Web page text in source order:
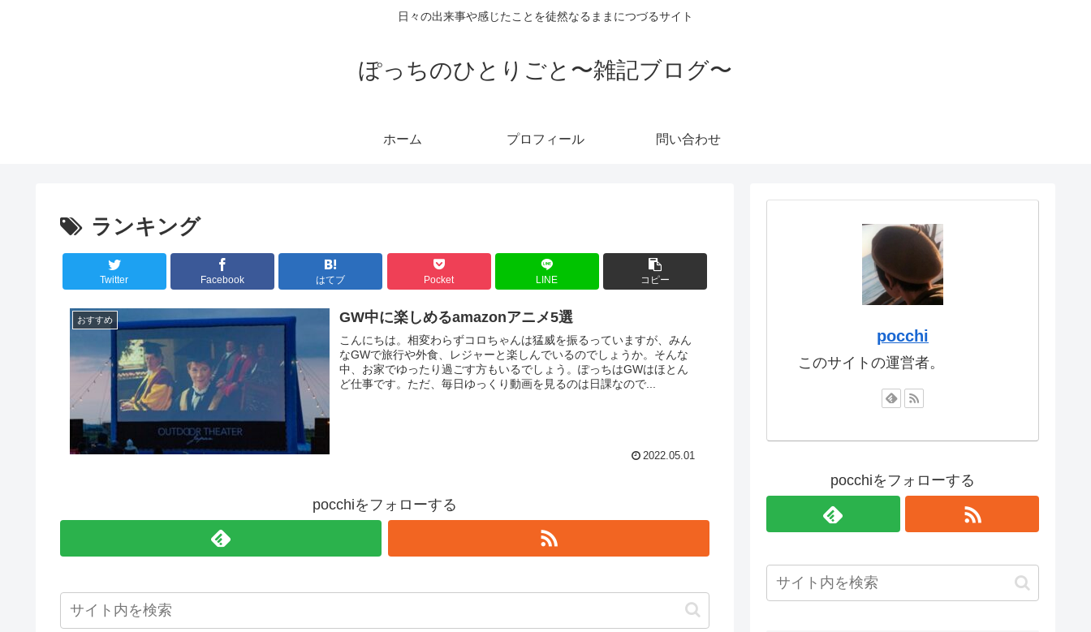
日々の出来事や感じたことを徒然なるままにつづるサイト
ぽっちのひとりごと〜雑記ブログ〜
ホーム プロフィール 問い合わせ
ランキング
Twitter Facebook はてブ Pocket LINE コピー
おすすめ GW中に楽しめるamazonアニメ5選
こんにちは。相変わらずコロちゃんは猛威を振るっていますが、みん
なGWで旅行や外食、レジャーと楽しんでいるのでしょうか。そんな
中、お家でゆったり過ごす方もいるでしょう。ぽっちはGWはほとん
ど仕事です。ただ、毎日ゆっくり動画を見るのは日課なので...
2022.05.01
pocchiをフォローする
pocchi
このサイトの運営者。
pocchiをフォローする